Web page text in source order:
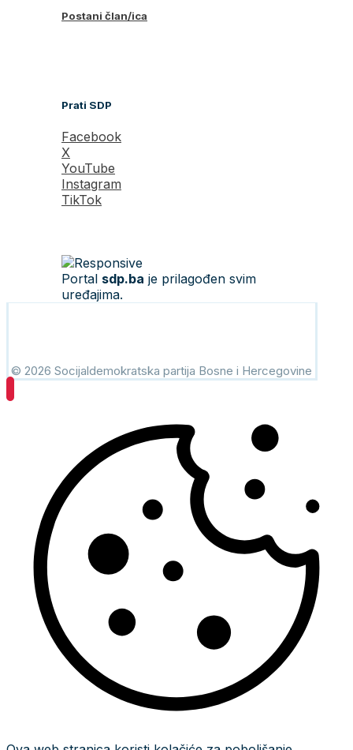
Postani član/ica
Prati SDP
Facebook
X
YouTube
Instagram
TikTok
Portal sdp.ba je prilagođen svim
uređajima.
© 2026 Socijaldemokratska partija Bosne i Hercegovine